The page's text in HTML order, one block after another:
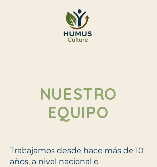
NUESTRO
EQUIPO
Trabajamos desde hace más de 10
años, a nivel nacional e